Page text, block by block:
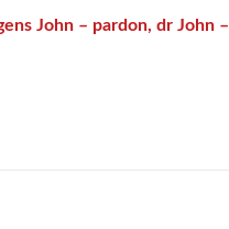
John – pardon, dr John –